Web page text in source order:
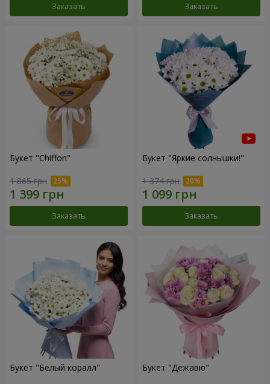
Заказать Заказать
Букет "Chiffon"
1 865 грн
Заказать
Букет "Яркие солнышки!"
1 374 грн
Заказать
Букет "Белый коралл" Букет "Дежавю"